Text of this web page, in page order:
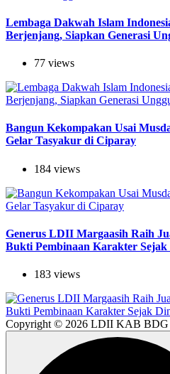
Lembaga Dakwah Islam
Berjenjang, Siapkan Generasi
77 views
Bangun Kekompakan Usai
Gelar Tasyakur di Ciparay
184 views
Generus LDII Margaasih Raih
Bukti Pembinaan Karakter
183 views
Copyright © 2026 LDII KAB BDG